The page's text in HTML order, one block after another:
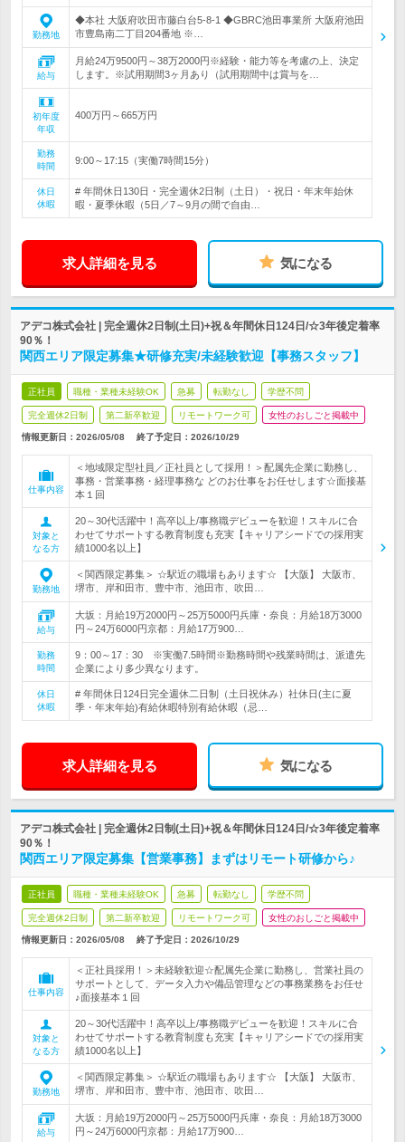
勤務地
◆本社 大阪府吹田市藤白台5-8-1 ◆GBRC池田事業所 大阪府池田
市豊島南二丁目204番地 ※…
給与
月給24万9500円～38万2000円※経験・能力等を考慮の上、決定
します。※試用期間3ヶ月あり（試用期間中は賞与を…
初年度
年収
400万円～665万円
勤務
時間
9:00～17:15（実働7時間15分）
休日
休暇
# 年間休日130日・完全週休2日制（土日）・祝日・年末年始休
暇・夏季休暇（5日／7～9月の間で自由…
求人詳細を見る 気になる
アデコ株式会社 | 完全週休2日制(土日)+祝＆年間休日124日/☆3年後定着率
90％！
関西エリア限定募集★研修充実/未経験歓迎【事務スタッフ】
正社員 職種・業種未経験OK 急募 転勤なし 学歴不問
完全週休2日制 第二新卒歓迎 リモートワーク可 女性のおしごと掲載中
情報更新日：2026/05/08 終了予定日： 2026/10/29
仕事内容
＜地域限定型社員／正社員として採用！＞配属先企業に勤務し、
事務・営業事務・経理事務な どのお仕事をお任せします☆面接基
本１回
対象と
なる方
20～30代活躍中！高卒以上/事務職デビューを歓迎！スキルに合
わせてサポートする教育制度も充実【キャリアシードでの採用実
績1000名以上】
勤務地
＜関西限定募集＞ ☆駅近の職場もあります☆ 【大阪】 大阪市、
堺市、岸和田市、豊中市、池田市、吹田…
給与
大坂：月給19万2000円～25万5000円兵庫・奈良：月給18万3000
円～24万6000円京都：月給17万900…
勤務
時間
9：00～17：30 ※実働7.5時間※勤務時間や残業時間は、派遣先
企業により多少異なります。
休日
休暇
# 年間休日124日完全週休二日制（土日祝休み）社休日(主に夏
季・年末年始)有給休暇特別有給休暇（忌…
求人詳細を見る 気になる
アデコ株式会社 | 完全週休2日制(土日)+祝＆年間休日124日/☆3年後定着率
90％！
関西エリア限定募集【営業事務】まずはリモート研修から♪
正社員 職種・業種未経験OK 急募 転勤なし 学歴不問
完全週休2日制 第二新卒歓迎 リモートワーク可 女性のおしごと掲載中
情報更新日：2026/05/08 終了予定日： 2026/10/29
仕事内容
＜正社員採用！＞未経験歓迎☆配属先企業に勤務し、営業社員の
サポートとして、データ入力や備品管理などの事務業務をお任せ
♪面接基本１回
対象と
なる方
20～30代活躍中！高卒以上/事務職デビューを歓迎！スキルに合
わせてサポートする教育制度も充実【キャリアシードでの採用実
績1000名以上】
勤務地
＜関西限定募集＞ ☆駅近の職場もあります☆ 【大阪】 大阪市、
堺市、岸和田市、豊中市、池田市、吹田…
給与
大坂：月給19万2000円～25万5000円兵庫・奈良：月給18万3000
円～24万6000円京都：月給17万900…